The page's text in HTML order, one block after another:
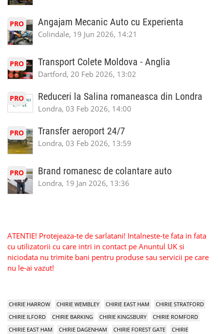
PRO Angajam Mecanic Auto cu Experienta
Colindale, 19 Jun 2026, 14:21
PRO Transport Colete Moldova - Anglia
Dartford, 20 Feb 2026, 13:02
PRO Reduceri la Salina romaneasca din Londra
Londra, 03 Feb 2026, 14:00
PRO Transfer aeroport 24/7
Londra, 03 Feb 2026, 13:59
PRO Brand romanesc de colantare auto
Londra, 19 Jan 2026, 13:36
ATENTIE! Protejeaza-te de sarlatani! Intalneste-te fata in fata
cu utilizatorii cu care intri in contact pe Anuntul UK si
niciodata nu trimite bani pentru produse sau servicii pe care
nu le-ai vazut!
CHIRIE HARROW CHIRIE WEMBLEY CHIRIE EAST HAM
CHIRIE STRATFORD
CHIRIE ILFORD
CHIRIE BARKING CHIRIE KINGSBURY
CHIRIE ROMFORD
CHIRIE EAST HAM
CHIRIE DAGENHAM CHIRIE FOREST GATE
CHIRIE